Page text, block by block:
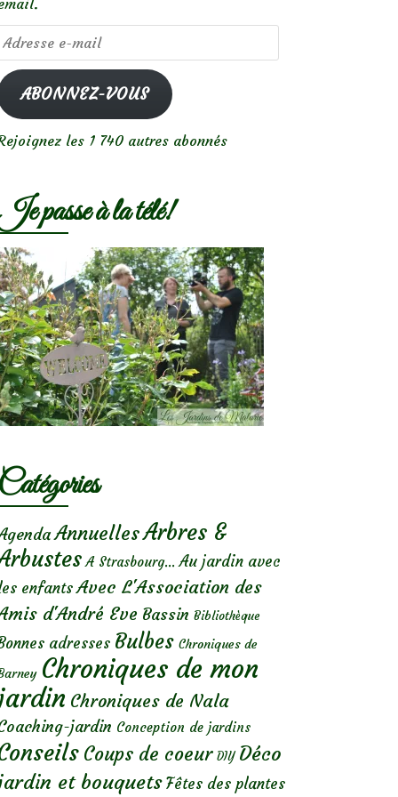
ABONNEZ-VOUS
les 1 740 autres abonnés
passe à la télé!
AnnuellesArbres &
A Strasbourg... Au jardin avec
enfants Avec L'Association des
d'André Eve Bassin Bibliothèque
adresses Bulbes Chroniques de
Chroniques de mon
Chroniques de Nala
jardin Conception de jardins
Coups de coeur DIY Déco
et bouquets Fêtes des plantes